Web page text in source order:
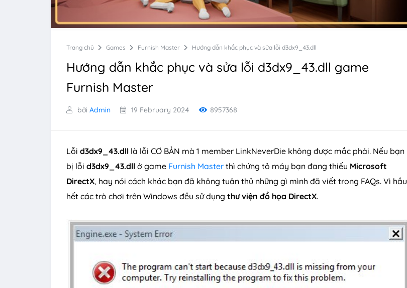
Trang chủ Games Furnish Master Hướng dẫn khắc phục và sửa lỗi d3dx9_43.dll
Hướng dẫn khắc phục và sửa lỗi d3dx9_43.dll game
Furnish Master
bởi Admin 19 February 2024 8957368
Lỗi d3dx9_43.dll là lỗi CƠ BẢN mà 1 member LinkNeverDie không được mắc phải. Nếu bạn
bị lỗi d3dx9_43.dll ở game Furnish Master thì chứng tỏ máy bạn đang thiếu Microsoft
DirectX, hay nói cách khác bạn đã không tuân thủ những gì mình đã viết trong FAQs. Vì hầu
hết các trò chơi trên Windows đều sử dụng thư viện đồ họa DirectX.